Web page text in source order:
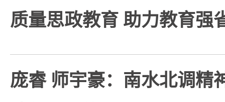
质量思政教育 助力教育强
庞睿 师宇豪：南水北调精